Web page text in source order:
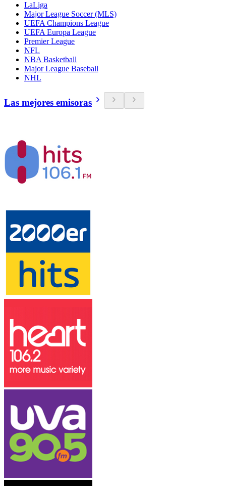
LaLiga
Major League Soccer (MLS)
UEFA Champions League
UEFA Europa League
Premier League
NFL
NBA Basketball
Major League Baseball
NHL
Las mejores emisoras